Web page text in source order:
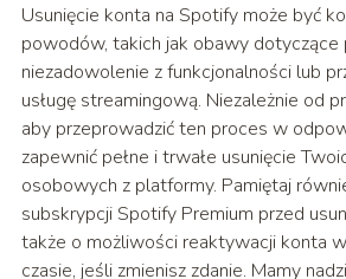
Usunięcie konta na Spotify może być
powodów, takich jak obawy dotyczące
niezadowolenie z funkcjonalności lub
usługę streamingową. Niezależnie od
aby przeprowadzić ten proces w
zapewnić pełne i trwałe usunięcie
osobowych z platformy. Pamiętaj
subskrypcji Spotify Premium przed
także o możliwości reaktywacji konta
czasie, jeśli zmienisz zdanie. Mamy